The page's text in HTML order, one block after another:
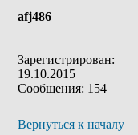
afj486
Зарегистрирован:
19.10.2015
Сообщения: 154
Вернуться к началу